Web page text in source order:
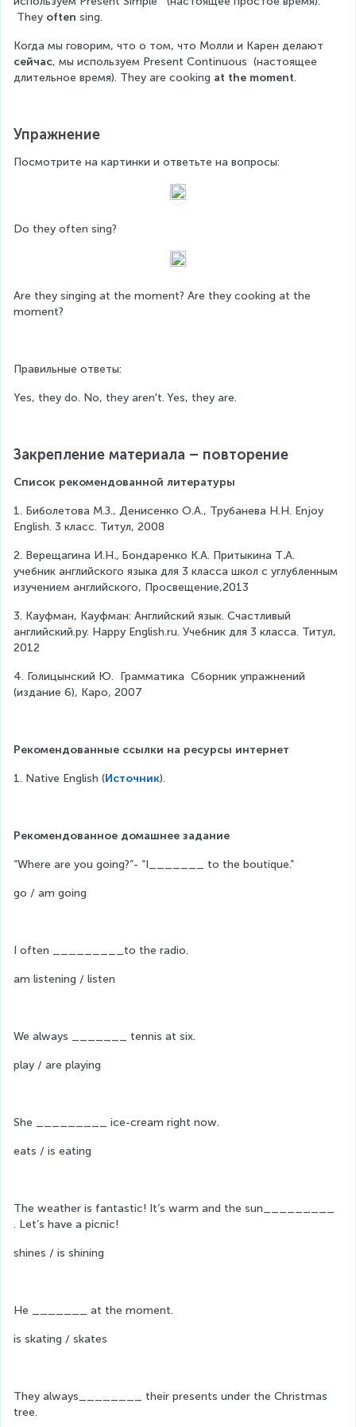
They often sing.
Когда мы говорим, что о том, что Молли и Карен делают
сейчас, мы используем Present Continuous  (настоящее
длительное время). They are cooking at the moment.
Упражнение
Посмотрите на картинки и ответьте на вопросы:
Do they often sing?
Are they singing at the moment? Are they cooking at the
moment?
Правильные ответы:
Yes, they do. No, they aren't. Yes, they are.
Закрепление материала – повторение
Список рекомендованной литературы
1. Биболетова М.З., Денисенко О.А., Трубанева Н.Н. Enjoy
English. 3 класс. Титул, 2008
2. Верещагина И.Н., Бондаренко К.А. Притыкина Т.А.
учебник английского языка для 3 класса школ с углубленным
изучением английского, Просвещение,2013
3. Кауфман, Кауфман: Английский язык. Счастливый
английский.ру. Happy Еnglish.ru. Учебник для 3 класса. Титул,
2012
4. Голицынский Ю.  Грамматика  Сборник упражнений
(издание 6), Каро, 2007
Рекомендованные ссылки на ресурсы интернет
1. Native English (Источник).
Рекомендованное домашнее задание
“Where are you going?”- “I_______ to the boutique.”
go / am going
I often _________to the radio.
am listening / listen
We always _______ tennis at six.
play / are playing
She _________ ice-cream right now.
eats / is eating
The weather is fantastic! It’s warm and the sun_________
. Let’s have a picnic!
shines / is shining
He _______ at the moment.
is skating / skates
They always________ their presents under the Christmas
tree.